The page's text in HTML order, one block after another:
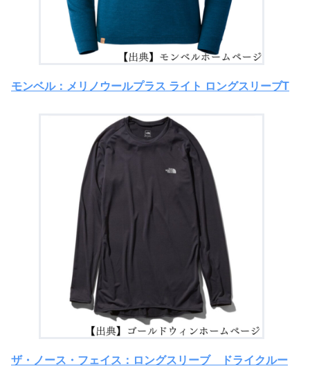
モンベル：メリノウールプラス ライト ロングスリーブT
ザ・ノース・フェイス：ロングスリーブ ドライクルー